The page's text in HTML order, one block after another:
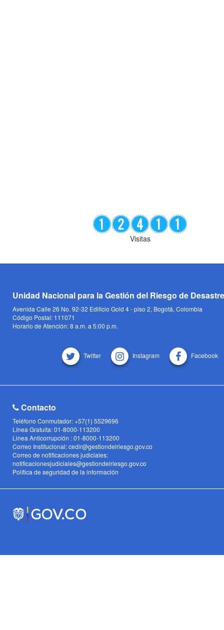
Visitas
Unidad Nacional para la Gestión del Riesgo de
Avenida Calle 26 No. 92-32 Edificio Gold 4 - piso 2, Bogotá, Colombia
Código Postal: 111071
Horario de Atención: 8 a.m. a 5:00 p.m.
Twitter Instagram Facebook
Contacto
Teléfono Conmutador: +57(1) 5529696
Línea Gratuita: 01-8000-113200
Linea Anticorrupción : 01-8000-113200
Correo Institucional: cedir@gestiondelriesgo.gov.co
Correo de notificaciones judiciales:
notificacionesjudiciales@gestiondelriesgo.gov.co
Política de seguridad de la información